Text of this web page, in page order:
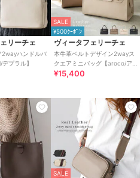
リーチェ
2wayハンドルバ
プラル】
SALE
¥500ｸｰﾎﾟﾝ
ヴィータフェリーチェ
本牛革ベルトデザイン2wayス
クエアミニバッグ【aroco/ア
ロコ】セレモニー向け
¥15,400
SALE